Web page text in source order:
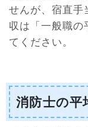
せんが、宿直手
収は「一般職の
てください。
消防士の平